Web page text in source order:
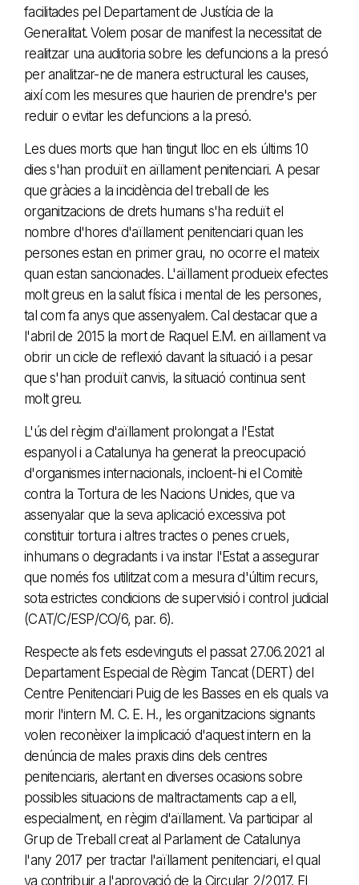
facilitades pel Departament de Justícia de la
Generalitat. Volem posar de manifest la necessitat de
realitzar una auditoria sobre les defuncions a la presó
per analitzar-ne de manera estructural les causes,
així com les mesures que haurien de prendre's per
reduir o evitar les defuncions a la presó.
Les dues morts que han tingut lloc en els últims 10
dies s'han produït en aïllament penitenciari. A pesar
que gràcies a la incidència del treball de les
organitzacions de drets humans s'ha reduït el
nombre d'hores d'aïllament penitenciari quan les
persones estan en primer grau, no ocorre el mateix
quan estan sancionades. L'aïllament produeix efectes
molt greus en la salut física i mental de les persones,
tal com fa anys que assenyalem. Cal destacar que a
l'abril de 2015 la mort de Raquel E.M. en aïllament va
obrir un cicle de reflexió davant la situació i a pesar
que s'han produït canvis, la situació continua sent
molt greu.
L'ús del règim d'aïllament prolongat a l'Estat
espanyol i a Catalunya ha generat la preocupació
d'organismes internacionals, incloent-hi el Comitè
contra la Tortura de les Nacions Unides, que va
assenyalar que la seva aplicació excessiva pot
constituir tortura i altres tractes o penes cruels,
inhumans o degradants i va instar l'Estat a assegurar
que només fos utilitzat com a mesura d'últim recurs,
sota estrictes condicions de supervisió i control judicial
(CAT/C/ESP/CO/6, par. 6).
Respecte als fets esdevinguts el passat 27.06.2021 al
Departament Especial de Règim Tancat (DERT) del
Centre Penitenciari Puig de les Basses en els quals va
morir l'intern M. C. E. H., les organitzacions signants
volen reconèixer la implicació d'aquest intern en la
denúncia de males praxis dins dels centres
penitenciaris, alertant en diverses ocasions sobre
possibles situacions de maltractaments cap a ell,
especialment, en règim d'aïllament. Va participar al
Grup de Treball creat al Parlament de Catalunya
l'any 2017 per tractar l'aïllament penitenciari, el qual
va contribuir a l'aprovació de la Circular 2/2017. El